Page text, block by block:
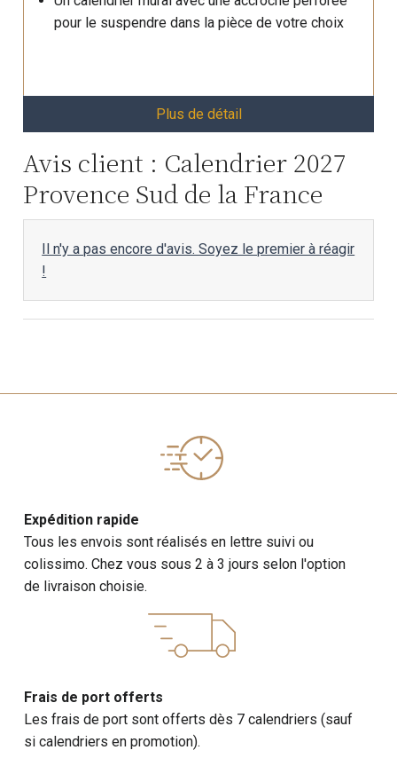
pour le suspendre dans la pièce de votre choix
Plus de détail
Avis client : Calendrier 2027
Provence Sud de la France
Il n'y a pas encore d'avis. Soyez le premier à réagir
!
Expédition rapide
Tous les envois sont réalisés en lettre suivi ou
colissimo. Chez vous sous 2 à 3 jours selon l'option
de livraison choisie.
Frais de port offerts
Les frais de port sont offerts dès 7 calendriers (sauf
si calendriers en promotion).